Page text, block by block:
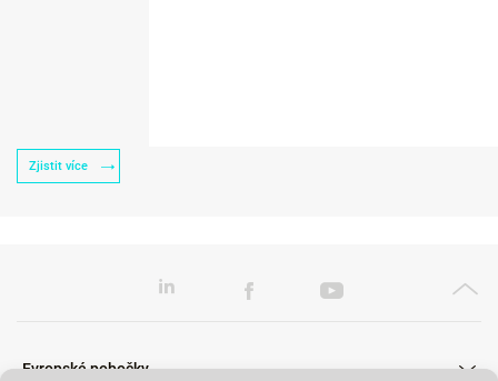
Zjistit více
Evropské pobočky